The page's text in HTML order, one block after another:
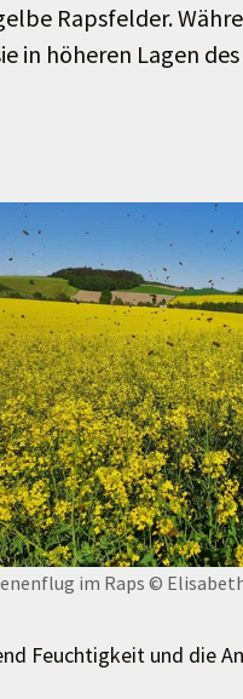
Rapsfelder.
in höheren Lagen
im Raps ©
Feuchtigkeit und die